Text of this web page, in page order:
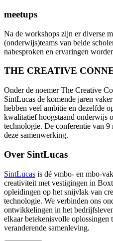
meetups
Na de workshops zijn er diverse
(onderwijs)teams van beide
nabesproken en ervaringen
THE CREATIVE
Onder de noemer The Creative
SintLucas de komende jaren
hebben veel ambitie en dezelfde
kwalitatief hoogstaand onderwijs
technologie. De conferentie van
deze samenwerking.
Over SintLucas
SintLucas is dé vmbo- en mbo-
creativiteit met vestigingen in
opleidingen op het snijvlak van
technologie. We verbinden ons
ontwikkelingen in het
elkaar betekenisvolle oplossingen
veranderende samenleving.